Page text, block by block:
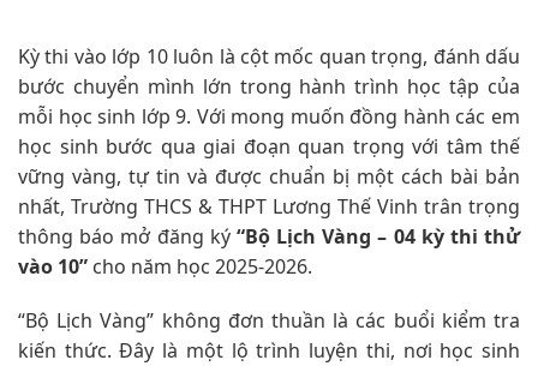
Kỳ thi vào lớp 10 luôn là cột mốc quan trọng, đánh dấu
bước chuyển mình lớn trong hành trình học tập của
mỗi học sinh lớp 9. Với mong muốn đồng hành các em
học sinh bước qua giai đoạn quan trọng với tâm thế
vững vàng, tự tin và được chuẩn bị một cách bài bản
nhất, Trường THCS & THPT Lương Thế Vinh trân trọng
thông báo mở đăng ký “Bộ Lịch Vàng – 04 kỳ thi thử
vào 10” cho năm học 2025-2026.
“Bộ Lịch Vàng” không đơn thuần là các buổi kiểm tra
kiến thức. Đây là một lộ trình luyện thi, nơi học sinh